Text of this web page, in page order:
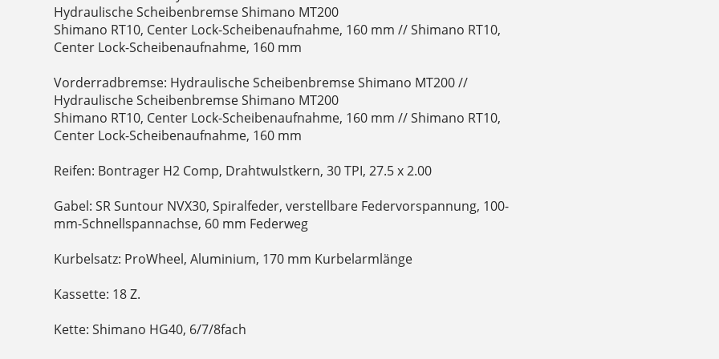
Hydraulische Scheibenbremse Shimano MT200
Shimano RT10, Center Lock-Scheibenaufnahme, 160 mm // Shimano RT10,
Center Lock-Scheibenaufnahme, 160 mm
Vorderradbremse: Hydraulische Scheibenbremse Shimano MT200 //
Hydraulische Scheibenbremse Shimano MT200
Shimano RT10, Center Lock-Scheibenaufnahme, 160 mm // Shimano RT10,
Center Lock-Scheibenaufnahme, 160 mm
Reifen: Bontrager H2 Comp, Drahtwulstkern, 30 TPI, 27.5 x 2.00
Gabel: SR Suntour NVX30, Spiralfeder, verstellbare Federvorspannung, 100-
mm-Schnellspannachse, 60 mm Federweg
Kurbelsatz: ProWheel, Aluminium, 170 mm Kurbelarmlänge
Kassette: 18 Z.
Kette: Shimano HG40, 6/7/8fach